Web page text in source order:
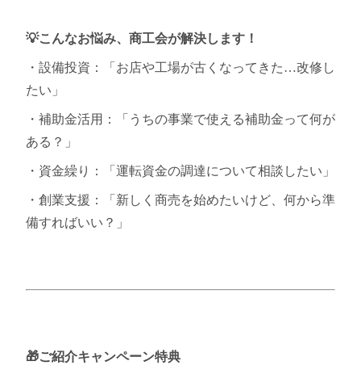
💡こんなお悩み、商工会が解決します！
・設備投資：「お店や工場が古くなってきた…改修し
たい」
・補助金活用：「うちの事業で使える補助金って何が
ある？」
・資金繰り：「運転資金の調達について相談したい」
・創業支援：「新しく商売を始めたいけど、何から準
備すればいい？」
🎁ご紹介キャンペーン特典